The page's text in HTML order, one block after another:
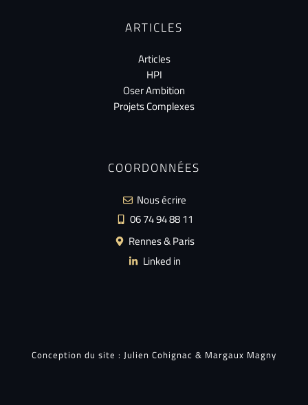
ARTICLES
Articles
HPI
Oser Ambition
Projets Complexes
COORDONNÉES
Nous écrire
06 74 94 88 11
Rennes & Paris
Linked in
Conception du site : Julien Cohignac & Margaux Magny